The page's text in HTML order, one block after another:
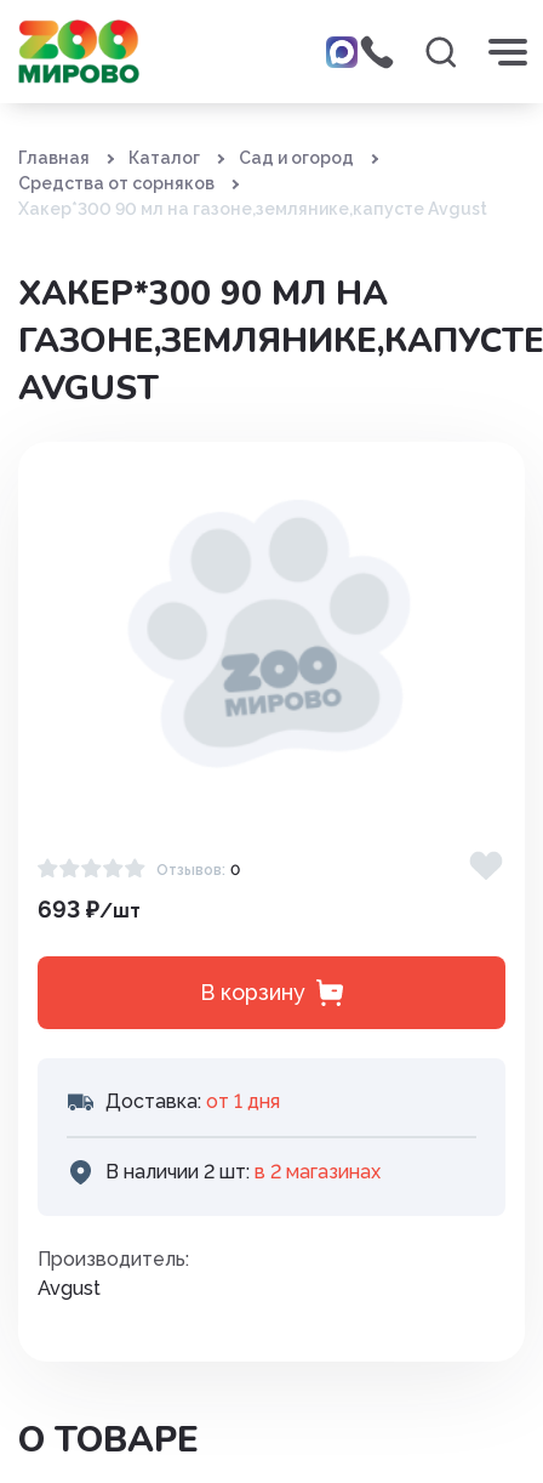
Главная Каталог
Сад и огород
Средства от сорняков
Хакер*300 90 мл на газоне,землянике,капусте Avgust
ХАКЕР*300 90 МЛ НА
ГАЗОНЕ,ЗЕМЛЯНИКЕ,КАПУСТЕ
AVGUST
Отзывов: 0
693 ₽/шт
В корзину
Доставка: от 1 дня
В наличии 2 шт: в 2 магазинах
Производитель:
Avgust
О ТОВАРЕ